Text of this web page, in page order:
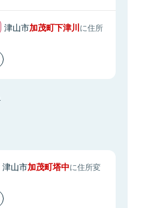
津山市加茂町下津川に住所
津山市加茂町塔中に住所変